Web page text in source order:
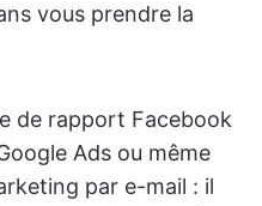
vous prendre la
de rapport Facebook
Ads ou même
par e-mail : il